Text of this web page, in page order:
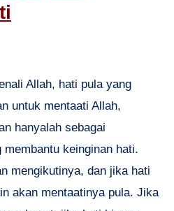
Allah, hati pula yang
untuk mentaati Allah,
hanyalah sebagai
keinginan hati.
mengikutinya, dan jika hati
akan mentaatinya pula. Jika